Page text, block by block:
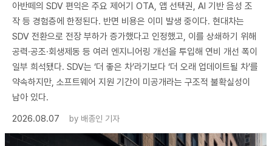
아반떼의 SDV 편익은 주요 제어기 OTA, 앱 선택권, AI 기반 음성 조
작 등 경험층에 한정된다. 반면 비용은 이미 발생 중이다. 현대차는
SDV 전환으로 전장 부하가 증가했다고 인정했고, 이를 상쇄하기 위해
공력·공조·회생제동 등 여러 엔지니어링 개선을 투입해 연비 개선 폭이
일부 희석됐다. SDV는 ‘더 좋은 차’라기보다 ‘더 오래 업데이트될 차’를
약속하지만, 소프트웨어 지원 기간이 미공개라는 구조적 불확실성이
남아 있다.
2026.08.07
by 배종인 기자